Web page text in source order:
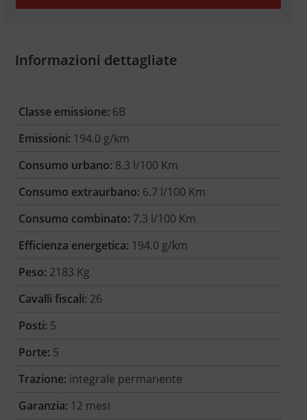
Informazioni dettagliate
Classe emissione: 6B
Emissioni: 194.0 g/km
Consumo urbano: 8.3 l/100 Km
Consumo extraurbano: 6.7 l/100 Km
Consumo combinato: 7.3 l/100 Km
Efficienza energetica: 194.0 g/km
Peso: 2183 Kg
Cavalli fiscali: 26
Posti: 5
Porte: 5
Trazione: integrale permanente
Garanzia: 12 mesi